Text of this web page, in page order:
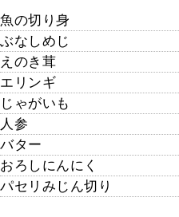
魚の切り身
ぶなしめじ
えのき茸
エリンギ
じゃがいも
人参
バター
おろしにんにく
パセリみじん切り